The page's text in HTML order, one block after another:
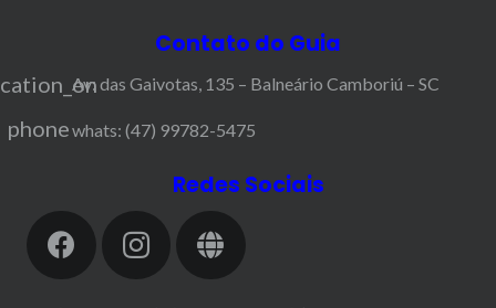
Contato do Guia
Av: das Gaivotas, 135 – Balneário Camboriú – SC
phonewhats: (47) 99782-5475
Redes Sociais